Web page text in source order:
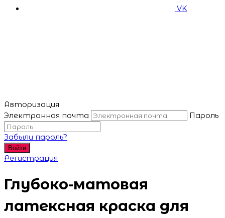
VK
Авторизация
Электронная почта
Пароль
Забыли пароль?
Войти
Регистрация
Глубоко-матовая
латексная краска для